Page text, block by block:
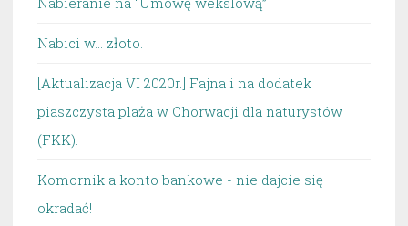
Nabici w... złoto.
[Aktualizacja VI 2020r.] Fajna i na dodatek
piaszczysta plaża w Chorwacji dla naturystów
(FKK).
Komornik a konto bankowe - nie dajcie się
okradać!